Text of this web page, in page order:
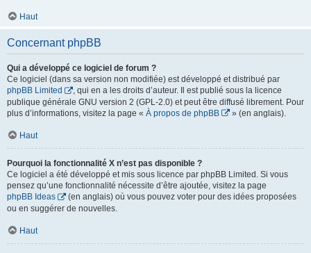
Haut
Concernant phpBB
Qui a développé ce logiciel de forum ?
Ce logiciel (dans sa version non modifiée) est développé et distribué par
phpBB Limited
, qui en a les droits d’auteur. Il est publié sous la licence
publique générale GNU version 2 (GPL-2.0) et peut être diffusé librement. Pour
plus d’informations, visitez la page « À propos de phpBB » (en anglais).
Haut
Pourquoi la fonctionnalité X n’est pas disponible ?
Ce logiciel a été développé et mis sous licence par phpBB Limited. Si vous
pensez qu’une fonctionnalité nécessite d’être ajoutée, visitez la page
phpBB Ideas
(en anglais) où vous pouvez voter pour des idées proposées
ou en suggérer de nouvelles.
Haut